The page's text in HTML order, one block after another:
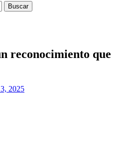
reconocimiento que
2025